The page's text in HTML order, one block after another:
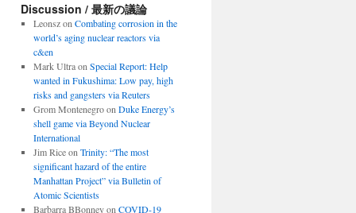
Discussion / 最新の議論
Leonszon Combating corrosion in the
world’s aging nuclear reactors via
c&en
Mark Ultraon Special Report: Help
wanted in Fukushima: Low pay, high
risks and gangsters via Reuters
Grom Montenegroon Duke Energy’s
shell game via Beyond Nuclear
International
Jim Riceon Trinity: “The most
significant hazard of the entire
Manhattan Project” via Bulletin of
Atomic Scientists
Barbarra BBonneyon COVID-19